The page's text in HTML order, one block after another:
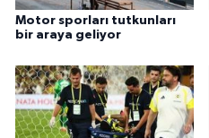
Motor sporları tutkunları
bir araya geliyor